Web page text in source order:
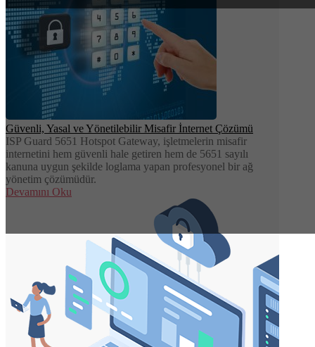
Güvenli, Yasal ve Yönetilebilir Misafir İnternet Çözümü
ISP Guard 5651 Hotspot Gateway, işletmelerin misafir
internetini hem güvenli hale getiren hem de 5651 sayılı
kanuna uygun şekilde loglama yapan profesyonel bir ağ
yönetim çözümüdür.
Devamını Oku